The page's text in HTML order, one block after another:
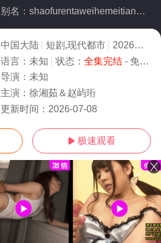
别名：shaofurentaweihemeitiannayang
中国大陆 短剧,现代都市 2026
8.0
语言： 未知 状态： 全集完结- 免费在线观看
导演： 未知
主演： 徐湘茹＆赵屿珩
更新时间： 2026-07-08
 极速观看